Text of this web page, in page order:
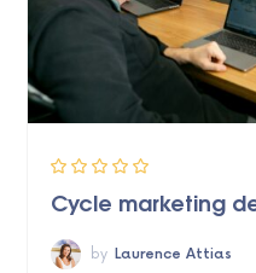
Cycle marketing
by Laurence Attias